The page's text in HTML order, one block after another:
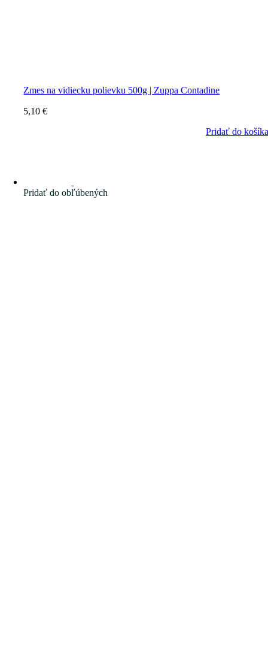
Zmes na vidiecku polievku 500g | Zuppa Contadine
5,10€
Pridať do košíka
Pridať do obľúbených